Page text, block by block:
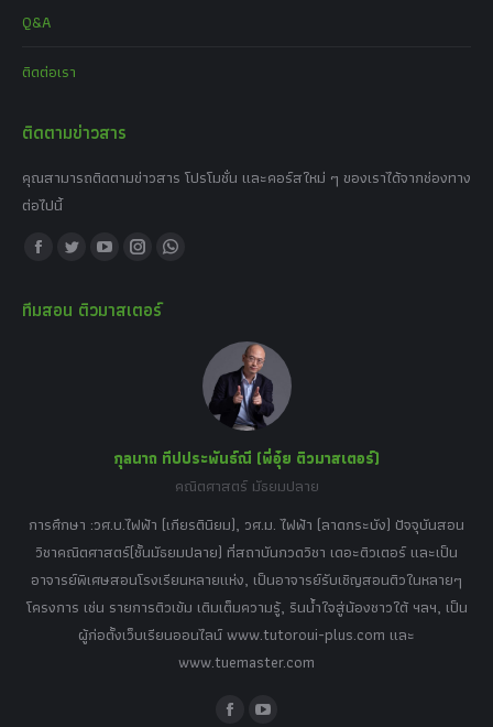
Q&A
ติดต่อเรา
ติดตามข่าวสาร
คุณสามารถติดตามข่าวสาร โปรโมชั่น และคอร์สใหม่ ๆ ของเราได้จากช่องทาง
ต่อไปนี้
Find us on:
Facebook
opens
Twitter
opens
YouTube
opens
Instagram
opens
Whatsapp
window
ทีมสอน ติวมาสเตอร์
กุลนาถ ทีปประพันธ์ณี (พี่อุ๋ย ติวมาสเตอร์)
คณิตศาสตร์ มัธยมปลาย
การศึกษา :วศ.บ.ไฟฟ้า (เกียรตินิยม), วศ.ม. ไฟฟ้า (ลาดกระบัง) ปัจจุบันสอน
วิชาคณิตศาสตร์(ชั้นมัธยมปลาย) ที่สถาบันกวดวิชา เดอะติวเตอร์ และเป็น
อาจารย์พิเศษสอนโรงเรียนหลายแห่ง, เป็นอาจารย์รับเชิญสอนติวในหลายๆ
โครงการ เช่น รายการติวเข้ม เติมเต็มความรู้, รินน้ำใจสู่น้องชาวใต้ ฯลฯ, เป็น
ผู้ก่อตั้งเว็บเรียนออนไลน์ www.tutoroui-plus.com และ
www.tuemaster.com
FacebookYouTube